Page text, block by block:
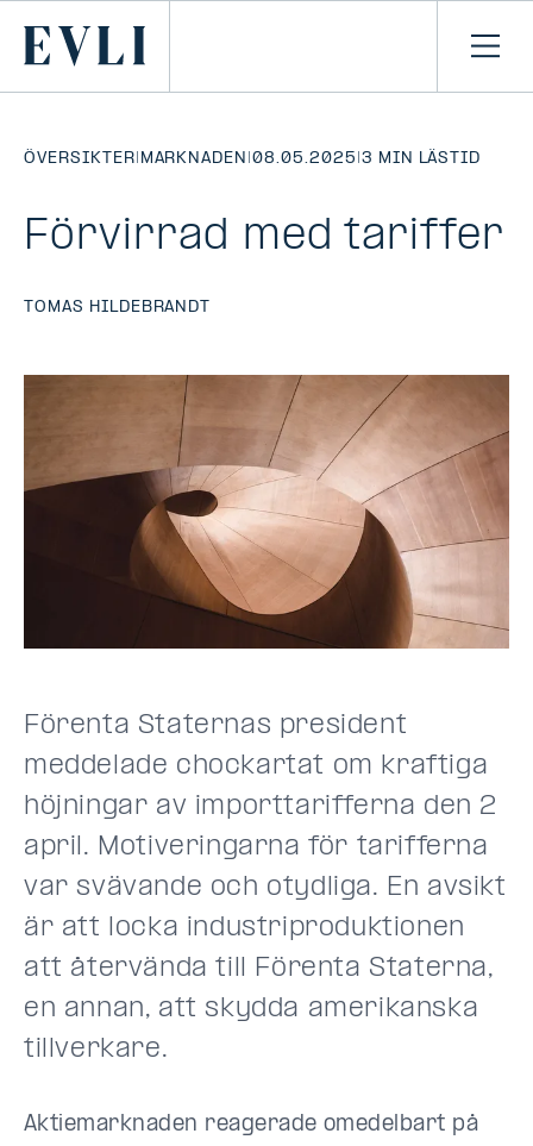
Primary
ÖVERSIKTER| MARKNADEN |08.05.2025 |3 MIN LÄSTID
Förvirrad med tariffer
TOMAS HILDEBRANDT
Förenta Staternas president
meddelade chockartat om kraftiga
höjningar av importtarifferna den 2
april. Motiveringarna för tarifferna
var svävande och otydliga. En avsikt
är att locka industriproduktionen
att återvända till Förenta Staterna,
en annan, att skydda amerikanska
tillverkare.
Aktiemarknaden reagerade omedelbart på